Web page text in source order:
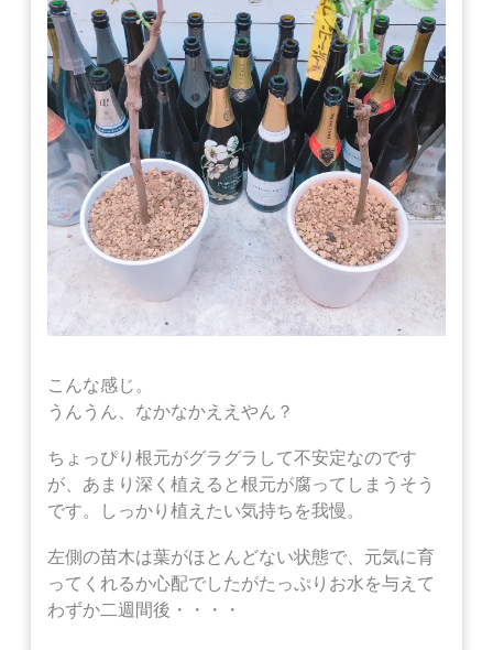
こんな感じ。
うんうん、なかなかええやん？
ちょっぴり根元がグラグラして不安定なのです
が、あまり深く植えると根元が腐ってしまうそう
です。しっかり植えたい気持ちを我慢。
左側の苗木は葉がほとんどない状態で、元気に育
ってくれるか心配でしたがたっぷりお水を与えて
わずか二週間後・・・・